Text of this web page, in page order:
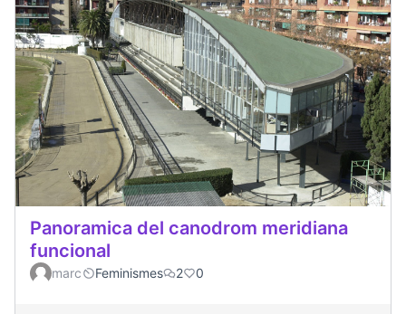
Panoramica del canodrom meridiana
funcional
marc Feminismes 2 0